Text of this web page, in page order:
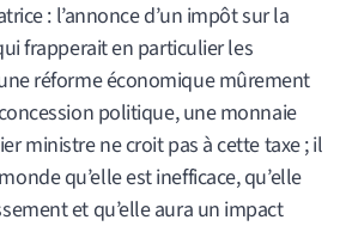
: l’annonce d’un impôt sur la
frapperait en particulier les
réforme économique mûrement
politique, une monnaie
ministre ne croit pas à cette taxe ; il
qu’elle est inefficace, qu’elle
et qu’elle aura un impact